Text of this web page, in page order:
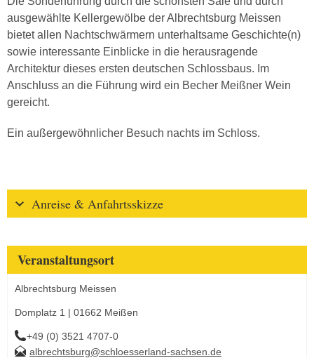
ausgewählte Kellergewölbe der Albrechtsburg Meissen
bietet allen Nachtschwärmern unterhaltsame Geschichte(n)
sowie interessante Einblicke in die herausragende
Architektur dieses ersten deutschen Schlossbaus. Im
Anschluss an die Führung wird ein Becher Meißner Wein
gereicht.
Ein außergewöhnlicher Besuch nachts im Schloss.
Anreise & Anfahrtsskizze
Veranstaltungsort
Albrechtsburg Meissen
Domplatz 1 | 01662 Meißen
+49 (0) 3521 4707-0
albrechtsburg@schloesserland-sachsen.de